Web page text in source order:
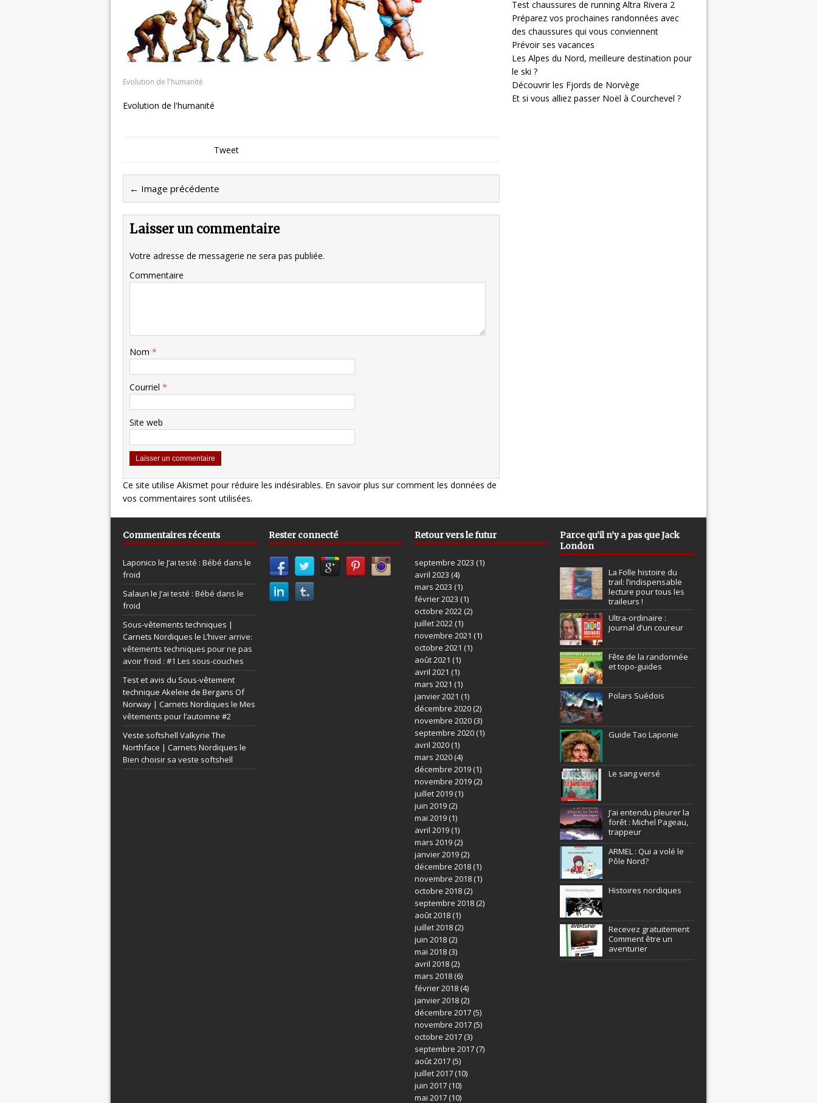
Evolution de l'humanité
Evolution de l'humanité
Tweet
← Image précédente
Laisser un commentaire
Votre adresse de messagerie ne sera pas publiée.
Commentaire
Nom *
Courriel *
Site web
Ce site utilise Akismet pour réduire les indésirables. En savoir plus sur comment les données de
vos commentaires sont utilisées.
Test chaussures de running Altra Rivera 2
Préparez vos prochaines randonnées avec
des chaussures qui vous conviennent
Prévoir ses vacances
Les Alpes du Nord, meilleure destination pour
le ski ?
Découvrir les Fjords de Norvège
Et si vous alliez passer Noël à Courchevel ?
Commentaires récents
Laponico le J’ai testé : Bébé dans le
froid
Salaun le J’ai testé : Bébé dans le
froid
Sous-vêtements techniques |
Carnets Nordiques le L’hiver arrive:
vêtements techniques pour ne pas
avoir froid : #1 Les sous-couches
Test et avis du Sous-vêtement
technique Akeleie de Bergans Of
Norway | Carnets Nordiques le Mes
vêtements pour l’automne #2
Veste softshell Valkyrie The
Northface | Carnets Nordiques le
Bien choisir sa veste softshell
Rester connecté Retour vers le futur
septembre 2023 (1)
avril 2023 (4)
mars 2023 (1)
février 2023 (1)
octobre 2022(2)
juillet 2022(1)
novembre 2021 (1)
octobre 2021 (1)
août 2021 (1)
avril 2021 (1)
mars 2021 (1)
janvier 2021 (1)
décembre 2020(2)
novembre 2020(3)
septembre 2020(1)
avril 2020(1)
mars 2020(4)
décembre 2019(1)
novembre 2019(2)
juillet 2019(1)
juin 2019(2)
mai 2019(1)
avril 2019(1)
mars 2019(2)
janvier 2019(2)
décembre 2018(1)
novembre 2018(1)
octobre 2018(2)
septembre 2018(2)
août 2018(1)
juillet 2018(2)
juin 2018(2)
mai 2018(3)
avril 2018(2)
mars 2018(6)
février 2018(4)
janvier 2018(2)
décembre 2017(5)
novembre 2017(5)
octobre 2017(3)
septembre 2017(7)
août 2017(5)
juillet 2017(10)
juin 2017(10)
mai 2017(10)
Parce qu’il n’y a pas que Jack
London
La Folle histoire du
trail: l’indispensable
lecture pour tous les
traileurs !
Ultra-ordinaire :
journal d’un coureur
Fête de la randonnée
et topo-guides
Polars Suédois
Guide Tao Laponie
Le sang versé
J’ai entendu pleurer la
forêt : Michel Pageau,
trappeur
ARMEL : Qui a volé le
Pôle Nord?
Histoires nordiques
Recevez gratuitement
Comment être un
aventurier